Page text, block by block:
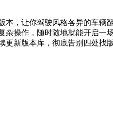
，让你驾驶风格各异的车
操作，随时随地就能开启一
新版本库，彻底告别四处